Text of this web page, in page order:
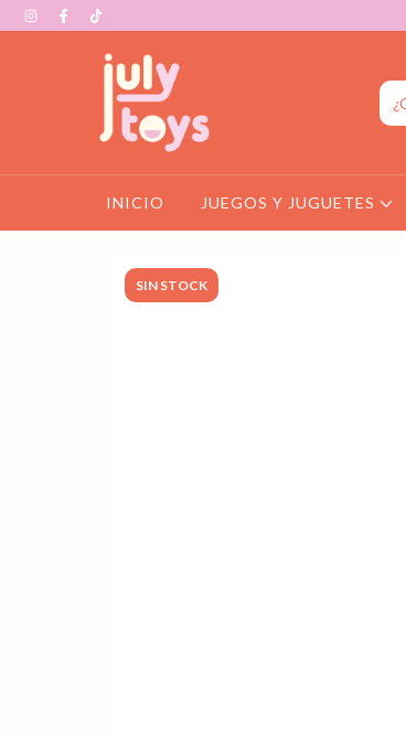
INICIO JUEGOS Y JUGUETES
SIN STOCK